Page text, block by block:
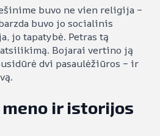
buvo ne vien religija –
buvo jo socialinis
jo tapatybė. Petras tą
Bojarai vertino ją
dvi pasaulėžiūros – ir
ir istorijos